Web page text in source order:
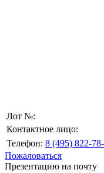
Лот №:
Контактное лицо:
Телефон: 8 (495) 822-
Пожаловаться
Презентацию на почту